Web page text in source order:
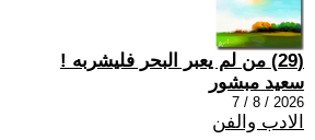
(29) من لم يعبر البحر فليشربه !
سعيد مبشور
2026 / 8 / 7
الادب والفن